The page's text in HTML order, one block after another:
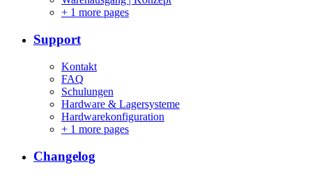
+ 1 more pages
Support
Kontakt
FAQ
Schulungen
Hardware & Lagersysteme
Hardwarekonfiguration
+ 1 more pages
Changelog